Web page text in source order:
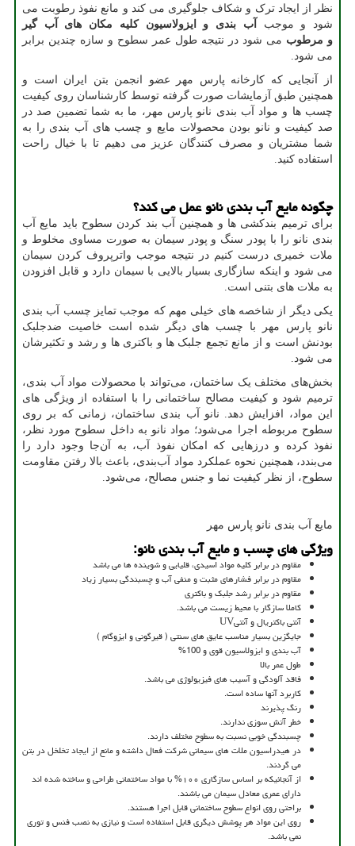
نظر از ایجاد ترک و شکاف جلوگیری می کند و مانع نفوذ رطوبت می
شود و موجب
آب بندی و ایزولاسیون کلیه مکان های آب گیر
و مرطوب می شود در نتیجه طول عمر سطوح و سازه چندین برابر
می شود.
از آنجایی که کارخانه پارس مهر عضو انجمن بتن ایران است و
همچنین طبق آزمایشات صورت گرفته توسط کارشناسان روی کیفیت
چسب ها و مواد آب بندی نانو پارس مهر، ما به شما تضمین صد در
صد کیفیت و نانو بودن محصولات مایع و چسب های آب بندی را به
شما مشتریان و مصرف کنندگان عزیز می دهیم تا با خیال راحت
استفاده کنید.
چگونه مایع آب بندی نانو عمل می کند؟
برای ترمیم بندکشی ها و همچنین آب بند کردن سطوح باید مایع آب
بندی نانو را با پودر سنگ و پودر سیمان به صورت مساوی مخلوط و
ملات خمیری درست کنیم در نتیجه موجب واترپروف کردن سیمان
می شود و اینکه سازگاری بسیار بالایی با سیمان دارد و قابل افزودن
به ملات های بتنی است.
یکی دیگر از شاخصه های خیلی مهم که موجب تمایز چسب آب بندی
نانو پارس مهر با چسب های دیگر شده است خاصیت ضدجلبک
بودنش است و از مانع تجمع جلبک ها و باکتری ها و رشد و تکثیرشان
می شود.
بخش‌‌های مختلف یک ساختمان، می‌تواند با محصولات مواد آب بندی،
ترمیم شود و کیفیت مصالح ساختمانی را با استفاده از ویژگی های
این مواد، افزایش دهد. نانو آب بندی ساختمان، زمانی که بر روی
سطوح مربوطه اجرا می‌شود؛ مواد نانو به داخل سطوح مورد نظر،
نفوذ کرده و درزهایی که امکان نفوذ آب، به آن‌جا وجود دارد را
می‌بندد، همچنین نحوه عملکرد مواد آب‌بندی، باعث بالا رفتن مقاومت
سطوح، از نظر کیفیت نما و جنس مصالح، می‌شود.
مایع آب بندی نانو پارس مهر
ویژگی های چسب و مایع آب بندی نانو:
مقاوم در برابر کلیه مواد اسیدی، قلیایی و شوینده ها می باشد
مقاوم در برابر فشارهای مثبت و منفی آب و چسبندگی بسیار زیاد
مقاوم در برابر رشد جلبک و باکتری
کاملا سازگار با محیط زیست می باشد.
آنتی باکتریال و آنتیUV
جایگزین بسیار مناسب عایق های سنتی ( قیرگونی و ایزوگام )
آب بندی و ایزولاسیون قوی و 100
%
طول عمر بالا
فاقد آلودگی و آسیب های فیزیولوژی می باشد.
کاربرد آنها ساده است.
رنگ پذیرند
خطر آتش سوزی ندارند.
چسبندگی خوبی نسبت به سطوح مختلف دارند.
در هیدراسیون ملات های سیمانی شرکت فعال داشته و مانع از ایجاد تخلخل در بتن
می گردند.
از آنجائیکه بر اساس سازگاری ۱۰۰% با مواد ساختمانی طراحی و ساخته شده اند
دارای عمری معادل سیمان می باشند.
براحتی روی انواع سطوح ساختمانی قابل اجرا هستند.
روی این مواد هر پوشش دیگری قابل استفاده است و نیازی به نصب فنس و توری
نمی باشد.